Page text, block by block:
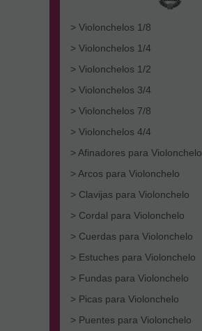
> Violonchelos 1/8
> Violonchelos 1/4
> Violonchelos 1/2
> Violonchelos 3/4
> Violonchelos 7/8
> Violonchelos 4/4
> Afinadores para Violonchelo
> Arcos para Violonchelo
> Clavijas para Violonchelo
> Cordal para Violonchelo
> Cuerdas para Violonchelo
> Estuches para Violonchelo
> Fundas para Violonchelo
> Picas para Violonchelo
> Puentes para Violonchelo